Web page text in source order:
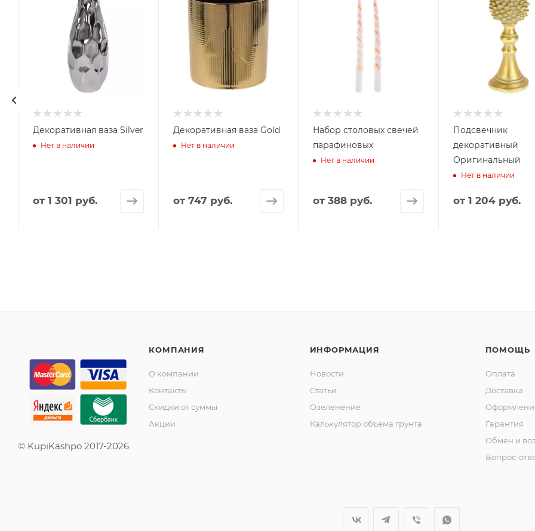
Декоративная ваза Silver
Нет в наличии
от 1 301 руб.
Декоративная ваза Gold
Нет в наличии
от 747 руб.
Набор столовых свечей
парафиновых
Нет в наличии
от388 руб.
Подсвечник
декоративный
Оригинальный
Нет в наличии
от 1 204 руб.
© KupiKashpo 2017-2026
КОМПАНИЯ
О компании
Контакты
Скидки от суммы
Акции
ИНФОРМАЦИЯ
Новости
Статьи
Озеленение
Калькулятор объема грунта
ПОМОЩЬ
Оплата
Доставка
Гарантия
Обмен и
Вопрос-